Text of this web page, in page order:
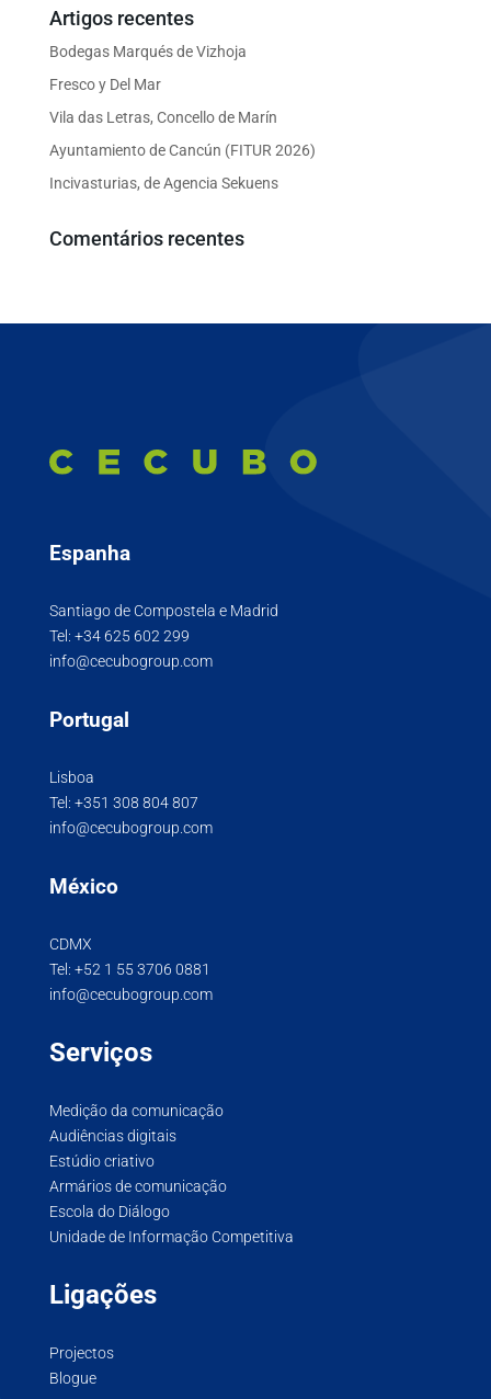
Artigos recentes
Bodegas Marqués de Vizhoja
Fresco y Del Mar
Vila das Letras, Concello de Marín
Ayuntamiento de Cancún (FITUR 2026)
Incivasturias, de Agencia Sekuens
Comentários recentes
Espanha
Santiago de Compostela e Madrid
Tel: +34 625 602 299
info@cecubogroup.com
Portugal
Lisboa
Tel: +351 308 804 807
info@cecubogroup.com
México
CDMX
Tel: +52 1 55 3706 0881
info@cecubogroup.com
Serviços
Medição da comunicação
Audiências digitais
Estúdio criativo
Armários de comunicação
Escola do Diálogo
Unidade de Informação Competitiva
Ligações
Projectos
Blogue